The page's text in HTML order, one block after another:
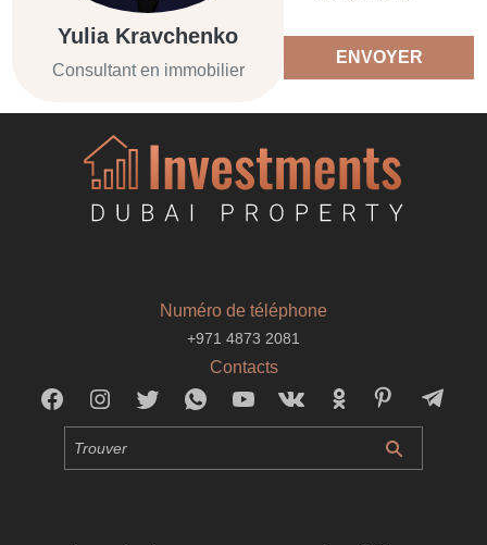
Yulia Kravchenko
Consultant en immobilier
ENVOYER
Numéro de téléphone
+971 4873 2081
Contacts